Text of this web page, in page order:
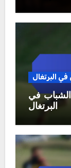
البرتغال
الشباب في
البرتغال